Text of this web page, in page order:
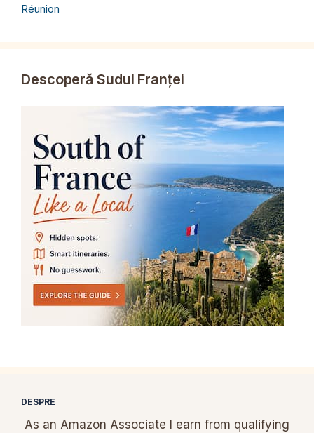
Réunion
Descoperă Sudul Franței
DESPRE
As an Amazon Associate I earn from qualifying